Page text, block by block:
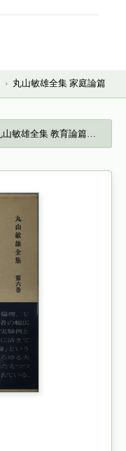
› 丸山敏雄全集 家庭論篇
丸山敏雄全集 教育論篇… →